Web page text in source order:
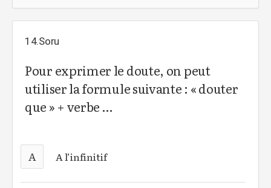
14.Soru
Pour exprimer le doute, on peut
utiliser la formule suivante : « douter
que » + verbe …
A A l’infinitif